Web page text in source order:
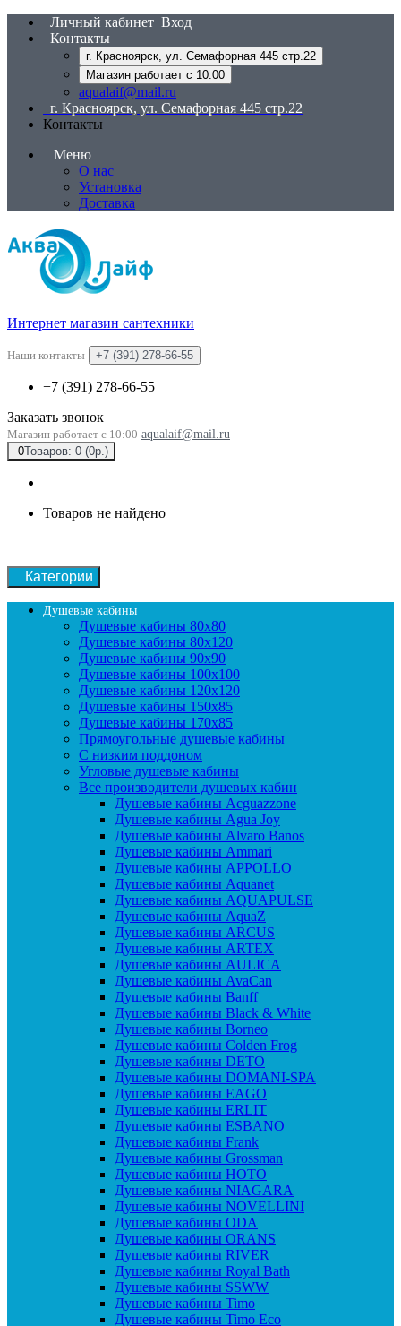
Личный кабинет Вход
Контакты
г. Красноярск, ул. Семафорная 445 стр.22
Магазин работает с 10:00
aqualaif@mail.ru
г. Красноярск, ул. Семафорная 445 стр.22
Контакты
Меню
О нас
Установка
Доставка
Интернет магазин сантехники
Наши контакты +7 (391) 278-66-55
+7 (391) 278-66-55
Заказать звонок
Магазин работает с 10:00 aqualaif@mail.ru
0Товаров: 0 (0р.)
Товаров не найдено
Категории
Душевые кабины
Душевые кабины 80x80
Душевые кабины 80x120
Душевые кабины 90х90
Душевые кабины 100x100
Душевые кабины 120x120
Душевые кабины 150x85
Душевые кабины 170x85
Прямоугольные душевые кабины
С низким поддоном
Угловые душевые кабины
Все производители душевых кабин
Душевые кабины Acguazzone
Душевые кабины Agua Joy
Душевые кабины Alvaro Banos
Душевые кабины Ammari
Душевые кабины APPOLLO
Душевые кабины Aquanet
Душевые кабины AQUAPULSE
Душевые кабины AquaZ
Душевые кабины ARCUS
Душевые кабины ARTEX
Душевые кабины AULICA
Душевые кабины AvaCan
Душевые кабины Banff
Душевые кабины Black & White
Душевые кабины Borneo
Душевые кабины Colden Frog
Душевые кабины DETO
Душевые кабины DOMANI-SPA
Душевые кабины EAGO
Душевые кабины ERLIT
Душевые кабины ESBANO
Душевые кабины Frank
Душевые кабины Grossman
Душевые кабины HOTO
Душевые кабины NIAGARA
Душевые кабины NOVELLINI
Душевые кабины ODA
Душевые кабины ORANS
Душевые кабины RIVER
Душевые кабины Royal Bath
Душевые кабины SSWW
Душевые кабины Timo
Душевые кабины Timo Eco